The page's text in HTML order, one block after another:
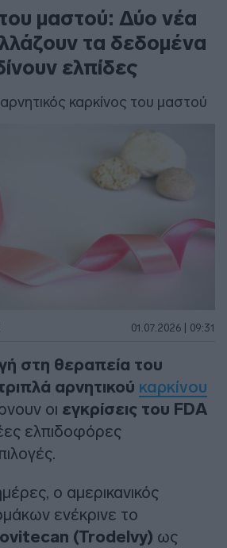
μαστού: Δύο νέα
τα δεδομένα
ελπίδες
αρνητικός καρκίνος του μαστού
01.07.2026 | 09:31
στη θεραπεία του
αρνητικού καρκίνου
οι εγκρίσεις του FDA
ελπιδοφόρες
ο αμερικανικός
ενέκρινε το
(Trodelvy) ως